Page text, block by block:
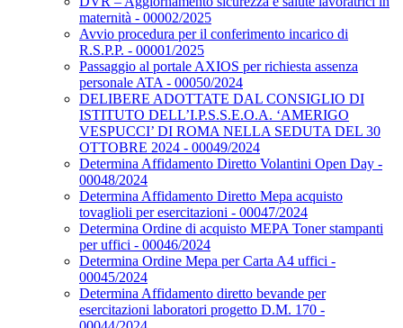
maternità - 00002/2025
Avvio procedura per il conferimento incarico di
R.S.P.P. - 00001/2025
Passaggio al portale AXIOS per richiesta assenza
personale ATA - 00050/2024
DELIBERE ADOTTATE DAL CONSIGLIO DI
ISTITUTO DELL’I.P.S.S.E.O.A. ‘AMERIGO
VESPUCCI’ DI ROMA NELLA SEDUTA DEL 30
OTTOBRE 2024 - 00049/2024
Determina Affidamento Diretto Volantini Open Day -
00048/2024
Determina Affidamento Diretto Mepa acquisto
tovaglioli per esercitazioni - 00047/2024
Determina Ordine di acquisto MEPA Toner stampanti
per uffici - 00046/2024
Determina Ordine Mepa per Carta A4 uffici -
00045/2024
Determina Affidamento diretto bevande per
esercitazioni laboratori progetto D.M. 170 -